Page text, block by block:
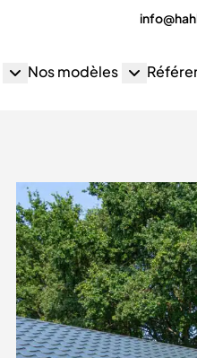
Nos modèles